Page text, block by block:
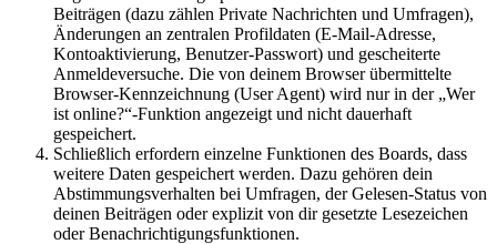
Beiträgen (dazu zählen Private Nachrichten und Umfragen),
Änderungen an zentralen Profildaten (E-Mail-Adresse,
Kontoaktivierung, Benutzer-Passwort) und gescheiterte
Anmeldeversuche. Die von deinem Browser übermittelte
Browser-Kennzeichnung (User Agent) wird nur in der „Wer
ist online?“-Funktion angezeigt und nicht dauerhaft
gespeichert.
Schließlich erfordern einzelne Funktionen des Boards, dass
weitere Daten gespeichert werden. Dazu gehören dein
Abstimmungsverhalten bei Umfragen, der Gelesen-Status von
deinen Beiträgen oder explizit von dir gesetzte Lesezeichen
oder Benachrichtigungsfunktionen.